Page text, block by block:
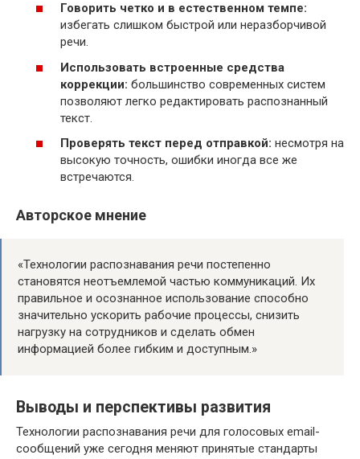
Говорить четко и в естественном темпе:
избегать слишком быстрой или неразборчивой
речи.
Использовать встроенные средства
коррекции: большинство современных систем
позволяют легко редактировать распознанный
текст.
Проверять текст перед отправкой: несмотря на
высокую точность, ошибки иногда все же
встречаются.
Авторское мнение
«Технологии распознавания речи постепенно
становятся неотъемлемой частью коммуникаций. Их
правильное и осознанное использование способно
значительно ускорить рабочие процессы, снизить
нагрузку на сотрудников и сделать обмен
информацией более гибким и доступным.»
Выводы и перспективы развития
Технологии распознавания речи для голосовых email-
сообщений уже сегодня меняют принятые стандарты